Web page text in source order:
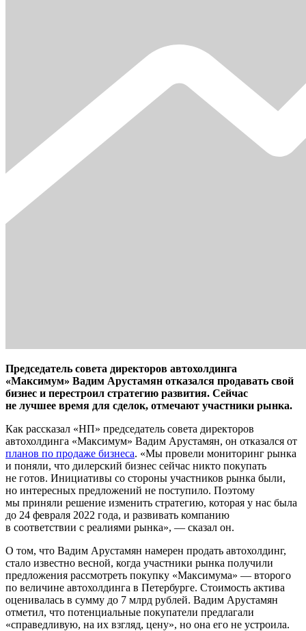
Председатель совета директоров автохолдинга
«Максимум» Вадим Арустамян отказался продавать свой
бизнес и перестроил стратегию развития. Сейчас
не лучшее время для сделок, отмечают участники рынка.
Как рассказал «НП» председатель совета директоров
автохолдинга «Максимум» Вадим Арустамян, он отказался от
планов по продаже бизнеса. «Мы провели мониторинг рынка
и поняли, что дилерский бизнес сейчас никто покупать
не готов. Инициативы со стороны участников рынка были,
но интересных предложений не поступило. Поэтому
мы приняли решение изменить стратегию, которая у нас была
до 24 февраля 2022 года, и развивать компанию
в соответствии с реалиями рынка», — сказал он.
О том, что Вадим Арустамян намерен продать автохолдинг,
стало известно весной, когда участники рынка получили
предложения рассмотреть покупку «Максимума» — второго
по величине автохолдинга в Петербурге. Стоимость актива
оценивалась в сумму до 7 млрд рублей. Вадим Арустамян
отметил, что потенциальные покупатели предлагали
«справедливую, на их взгляд, цену», но она его не устроила.